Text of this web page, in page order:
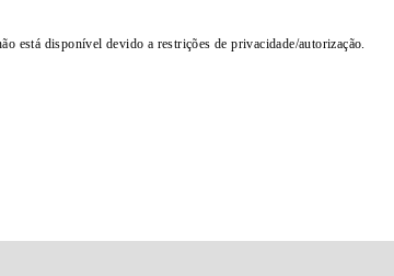
está disponível devido a restrições de privacidade/autorização.